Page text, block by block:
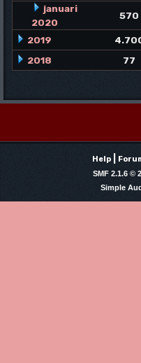
januari
2020
570
2019
2018
77
Help|
SMF 2.1.6 ©
Simple